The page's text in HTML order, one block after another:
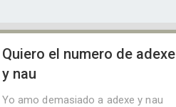
Quiero el numero de adexe
y nau
Yo amo demasiado a adexe y nau